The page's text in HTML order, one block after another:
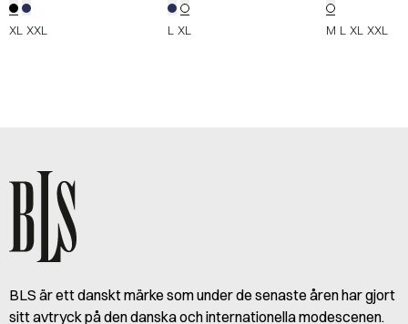
XL XXL L XL M L XL XXL
BLS är ett danskt märke som under de senaste åren har gjort
sitt avtryck på den danska och internationella modescenen.